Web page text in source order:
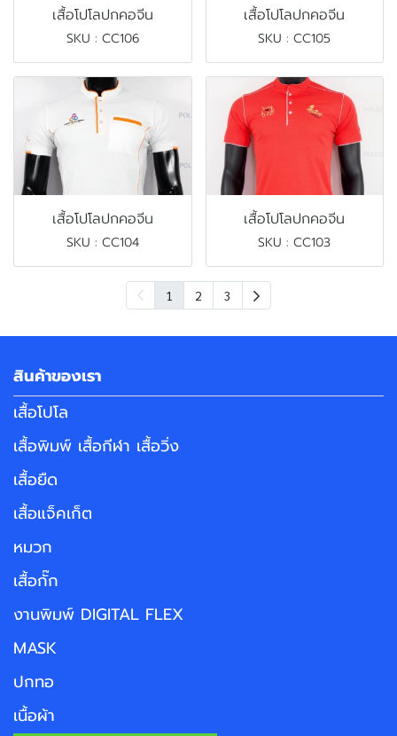
เสื้อโปโลปกคอจีน
SKU : CC106
เสื้อโปโลปกคอจีน
SKU : CC105
เสื้อโปโลปกคอจีน
SKU : CC104
เสื้อโปโลปกคอจีน
SKU : CC103
1 2 3
สินค้าของเรา
เสื้อโปโล
เสื้อพิมพ์ เสื้อกีฬา เสื้อวิ่ง
เสื้อยืด
เสื้อแจ็คเก็ต
หมวก
เสื้อกั๊ก
งานพิมพ์ DIGITAL FLEX
MASK
ปกทอ
เนื้อผ้า